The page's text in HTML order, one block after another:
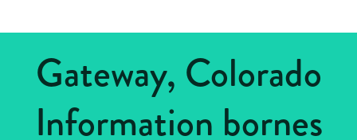
Gateway, Colorado
Information bornes